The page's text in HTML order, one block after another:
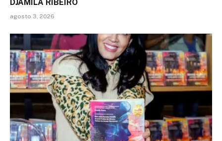
DJAMILA RIBEIRO
agosto 3, 2026